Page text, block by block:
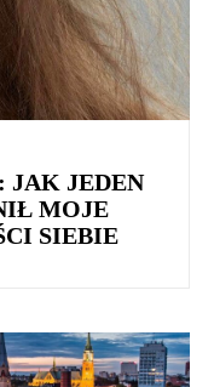
JAK JEDEN
MOJE
SIEBIE